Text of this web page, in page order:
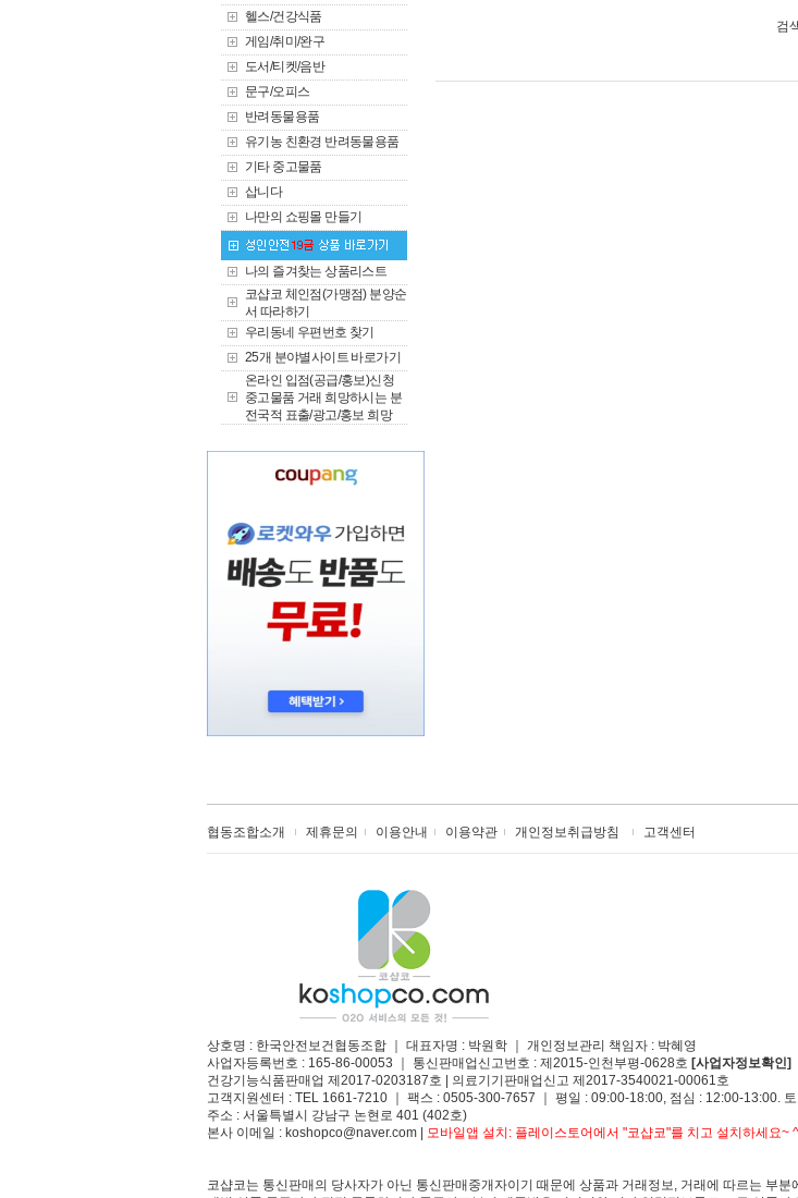
헬스/건강식품
게임/취미/완구
도서/티켓/음반
문구/오피스
반려동물용품
유기농 친환경 반려동물용품
기타 중고물품
삽니다
나만의 쇼핑몰 만들기
나의 즐겨찾는 상품리스트
코샵코 체인점(가맹점) 분양순
서 따라하기
우리동네 우편번호 찾기
25개 분야별사이트 바로가기
온라인 입점(공급/홍보)신청
중고물품 거래 희망하시는 분
전국적 표출/광고/홍보 희망
검
협동조합소개 제휴문의 이용안내 이용약관 개인정보취급방침 고객센터
상호명 : 한국안전보건협동조합 ｜ 대표자명 : 박원학 ｜ 개인정보관리 책임자 : 박혜영
사업자등록번호 : 165-86-00053 ｜ 통신판매업신고번호 : 제2015-인천부평-0628호 [사업자정보확인]
건강기능식품판매업 제2017-0203187호 | 의료기기판매업신고 제2017-3540021-00061호
고객지원센터 : TEL 1661-7210 ｜ 팩스 : 0505-300-7657 ｜ 평일 : 09:00-18:00, 점심 : 12:00-13:00.
주소 : 서울특별시 강남구 논현로 401 (402호)​
본사 이메일 : koshopco@naver.com | 모바일앱 설치: 플레이스토어에서 "코샵코"를 치고 설치하세요~
코샵코는 통신판매의 당사자가 아닌 통신판매중개자이기 때문에 상품과 거래정보, 거래에 따르는 부